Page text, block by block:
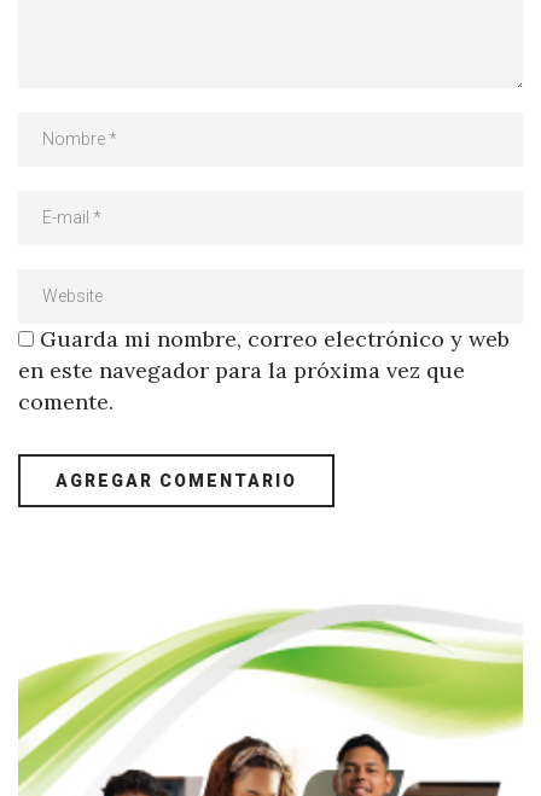
Guarda mi nombre, correo electrónico y web
en este navegador para la próxima vez que
comente.